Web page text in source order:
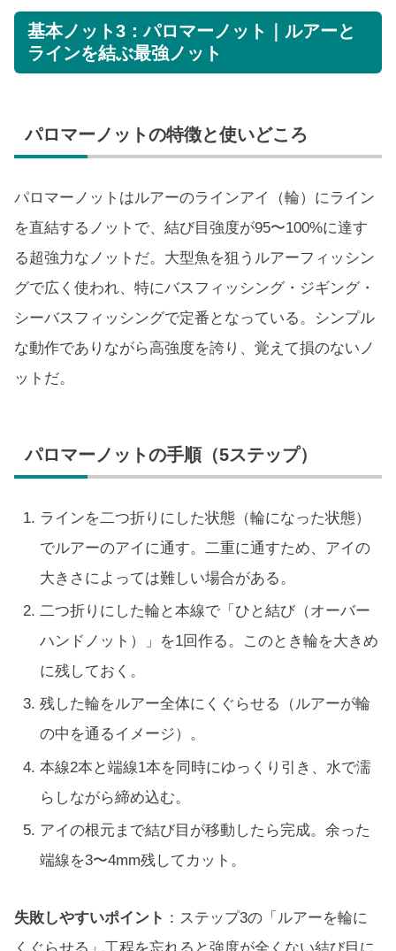
基本ノット3：パロマーノット｜ルアーと
ラインを結ぶ最強ノット
パロマーノットの特徴と使いどころ
パロマーノットはルアーのラインアイ（輪）にライン
を直結するノットで、結び目強度が95〜100%に達す
る超強力なノットだ。大型魚を狙うルアーフィッシン
グで広く使われ、特にバスフィッシング・ジギング・
シーバスフィッシングで定番となっている。シンプル
な動作でありながら高強度を誇り、覚えて損のないノ
ットだ。
パロマーノットの手順（5ステップ）
ラインを二つ折りにした状態（輪になった状態）
でルアーのアイに通す。二重に通すため、アイの
大きさによっては難しい場合がある。
二つ折りにした輪と本線で「ひと結び（オーバー
ハンドノット）」を1回作る。このとき輪を大きめ
に残しておく。
残した輪をルアー全体にくぐらせる（ルアーが輪
の中を通るイメージ）。
本線2本と端線1本を同時にゆっくり引き、水で濡
らしながら締め込む。
アイの根元まで結び目が移動したら完成。余った
端線を3〜4mm残してカット。
失敗しやすいポイント ：ステップ3の「ルアーを輪に
くぐらせる」工程を忘れると強度が全くない結び目に